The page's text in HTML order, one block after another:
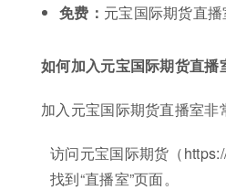
免费： 元宝国际期货直
如何加入元宝国际期货直播
加入元宝国际期货直播室非
访问元宝国际期货（
找到“直播室”页面。